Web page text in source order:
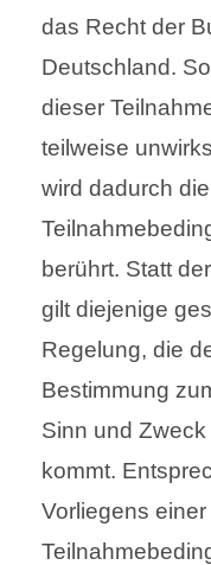
das Recht der
Deutschland.
dieser
teilweise
wird dadurch
berührt. Statt
gilt diejenige
Regelung, die
Bestimmung
Sinn und
kommt.
Vorliegens